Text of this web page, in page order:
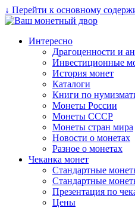
↓ Перейти к основному
Интересно
Драгоценности и
Инвестиционные
История монет
Каталоги
Книги по
Монеты России
Монеты СССР
Монеты стран мира
Новости о монетах
Разное о монетах
Чеканка монет
Стандартные
Стандартные
Презентация по
Цены